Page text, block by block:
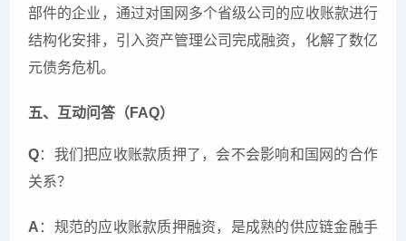
部件的企业，通过对国网多个省级公司的应收账款进行
结构化安排，引入资产管理公司完成融资，化解了数亿
元债务危机。
五、互动问答（FAQ）
Q：我们把应收账款质押了，会不会影响和国网的合作
关系？
A ：规范的应收账款质押融资，是成熟的供应链金融手